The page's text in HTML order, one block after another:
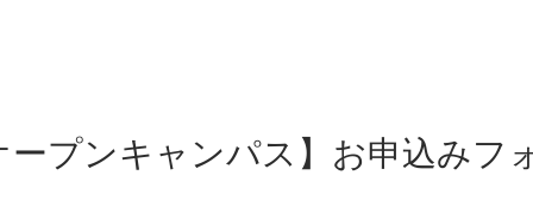
ープンキャンパス】お申込みフ